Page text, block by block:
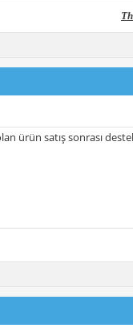
ürün satış sonrası